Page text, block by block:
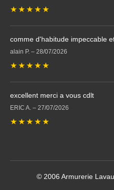
★ ★ ★ ★ ★
comme d'habitude impeccable
alain P. – 28/07/2026
★ ★ ★ ★ ★
excellent merci a vous cdlt
ERIC A. – 27/07/2026
★ ★ ★ ★ ★
© 2006 Armurerie